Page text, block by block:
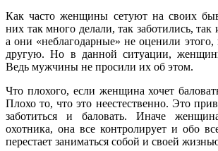
Как часто женщины сетуют на своих
них так много делали, так заботились, так
а они «неблагодарные» не оценили
другую. Но в данной ситуации,
Ведь мужчины не просили их об этом.
Что плохого, если женщина хочет
Плохо то, что это неестественно. Это
заботиться и баловать. Иначе
охотника, она все контролирует и обо
перестает заниматься собой и своей